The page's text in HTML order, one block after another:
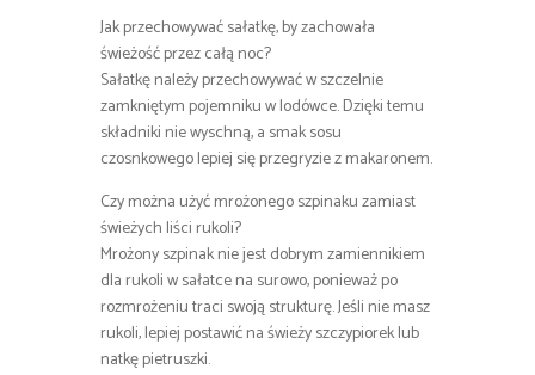
Jak przechowywać sałatkę, by zachowała
świeżość przez całą noc?
Sałatkę należy przechowywać w szczelnie
zamkniętym pojemniku w lodówce. Dzięki temu
składniki nie wyschną, a smak sosu
czosnkowego lepiej się przegryzie z makaronem.
Czy można użyć mrożonego szpinaku zamiast
świeżych liści rukoli?
Mrożony szpinak nie jest dobrym zamiennikiem
dla rukoli w sałatce na surowo, ponieważ po
rozmrożeniu traci swoją strukturę. Jeśli nie masz
rukoli, lepiej postawić na świeży szczypiorek lub
natkę pietruszki.